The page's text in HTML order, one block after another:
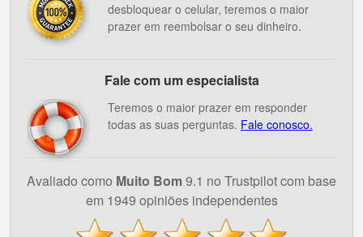
desbloquear o celular, teremos o maior
prazer em reembolsar o seu dinheiro.
Fale com um especialista
Teremos o maior prazer em responder
todas as suas perguntas. Fale conosco.
Avaliado como Muito Bom9.1 no Trustpilot com base
em 1949 opiniões independentes